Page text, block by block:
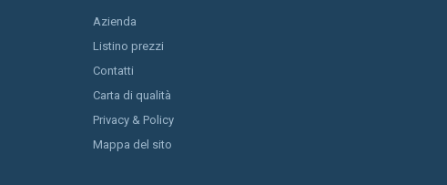
Azienda
Listino prezzi
Contatti
Carta di qualità
Privacy & Policy
Mappa del sito